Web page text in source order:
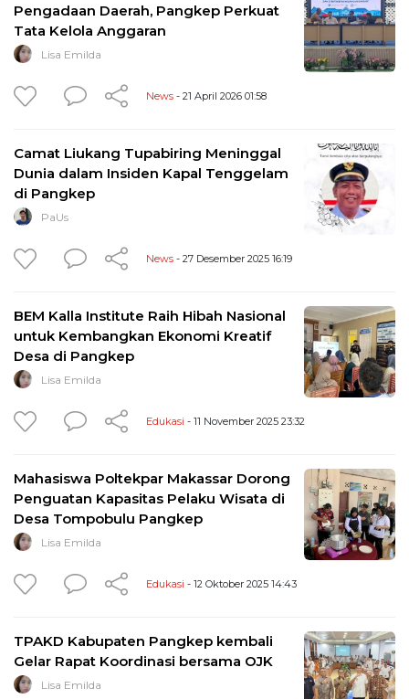
Pengadaan Daerah, Pangkep Perkuat
Tata Kelola Anggaran
Lisa Emilda
News - 21 April 2026 01:58
Camat Liukang Tupabiring Meninggal
Dunia dalam Insiden Kapal Tenggelam
di Pangkep
PaUs
News - 27 Desember 2025 16:19
BEM Kalla Institute Raih Hibah Nasional
untuk Kembangkan Ekonomi Kreatif
Desa di Pangkep
Lisa Emilda
Edukasi - 11 November 2025 23:32
Mahasiswa Poltekpar Makassar Dorong
Penguatan Kapasitas Pelaku Wisata di
Desa Tompobulu Pangkep
Lisa Emilda
Edukasi - 12 Oktober 2025 14:43
TPAKD Kabupaten Pangkep kembali
Gelar Rapat Koordinasi bersama OJK
Lisa Emilda